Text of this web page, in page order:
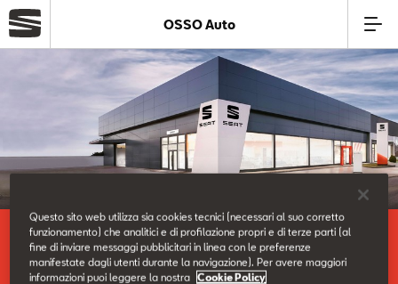
Azienda
Service
OSSO Auto
La nostra azienda.
Dove siamo.
Questo sito web utilizza sia cookies tecnici (necessari al suo corretto
funzionamento) che analitici e di profilazione propri e di terze parti (al
fine di inviare messaggi pubblicitari in linea con le preferenze
manifestate dagli utenti durante la navigazione). Per avere maggiori
informazioni puoi leggere la nostra
Cookie Policy